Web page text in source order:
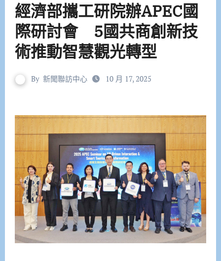
經濟部攜工研院辦APEC國
際研討會 5國共商創新技
術推動智慧觀光轉型
By 新聞聯訪中心 10 月 17, 2025